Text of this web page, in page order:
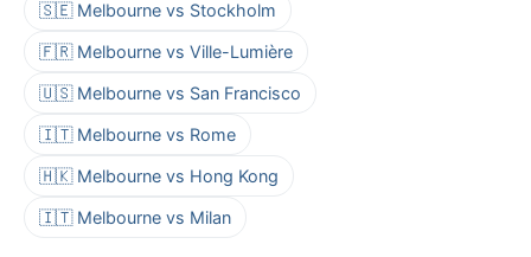
🇸🇪 Melbourne vs Stockholm
🇫🇷 Melbourne vs Ville-Lumière
🇺🇸 Melbourne vs San Francisco
🇮🇹 Melbourne vs Rome
🇭🇰 Melbourne vs Hong Kong
🇮🇹 Melbourne vs Milan